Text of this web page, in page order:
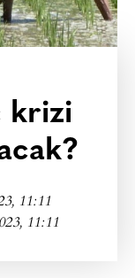
krizi
11:11
11:11